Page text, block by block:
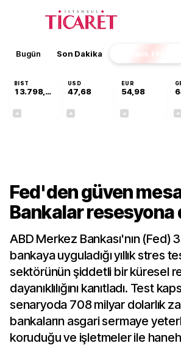
Bugün Son Dakika Finans EKSTRA
BIST
13.798,82
USD
47,68
EUR
54,98
Fed'den güven
Bankalar resesyona
ABD Merkez Bankası'nın (Fed)
bankaya uyguladığı yıllık stres
sektörünün şiddetli bir küresel
dayanıklılığını kanıtladı. Test
senaryoda 708 milyar dolarlık
bankaların asgari sermaye
koruduğu ve işletmeler ile